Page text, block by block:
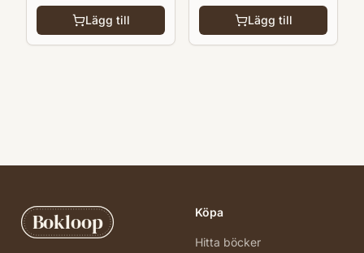
Lägg till Lägg till
Bokloop Köpa
Hitta böcker